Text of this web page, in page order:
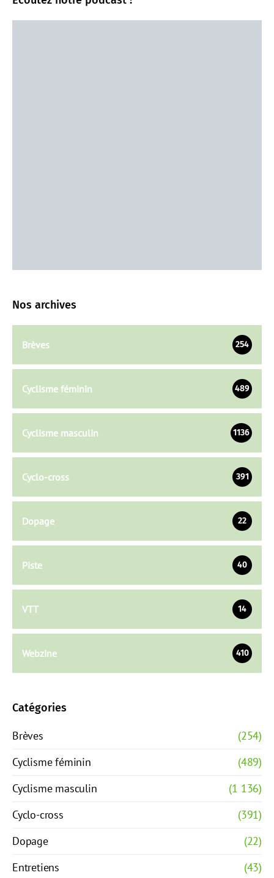
Nos archives
Brèves 254
Cyclisme féminin 489
Cyclisme masculin 1136
Cyclo-cross 391
Dopage 22
Piste 40
VTT 14
Webzine 410
Catégories
Brèves
(254)
Cyclisme féminin
(489)
Cyclisme masculin
(1 136)
Cyclo-cross
(391)
Dopage
(22)
Entretiens
(43)